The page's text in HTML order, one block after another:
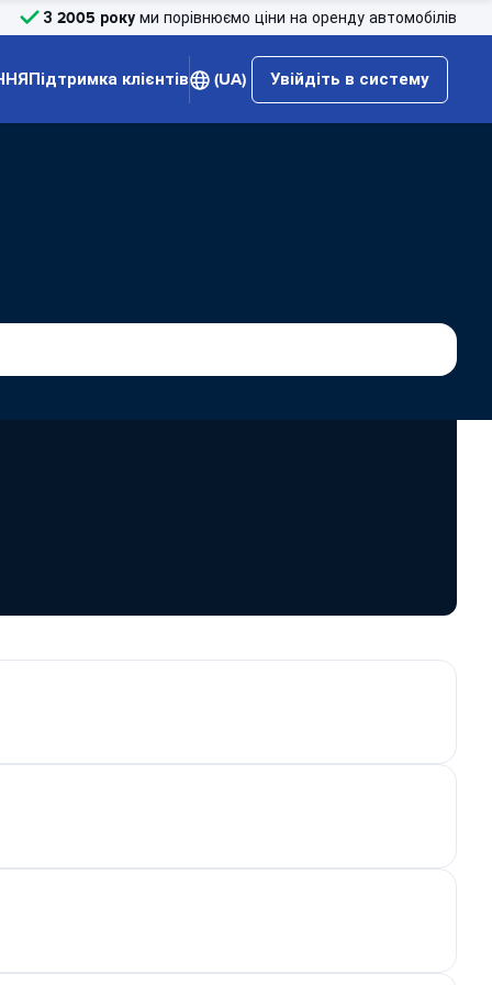
З 2005 року ми порівнюємо ціни на оренду автомобілів
Підтримка клієнтів (UA) Увійдіть в систему